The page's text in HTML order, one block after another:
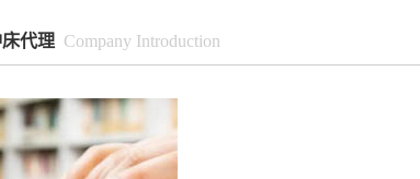
代理 Company Introduction